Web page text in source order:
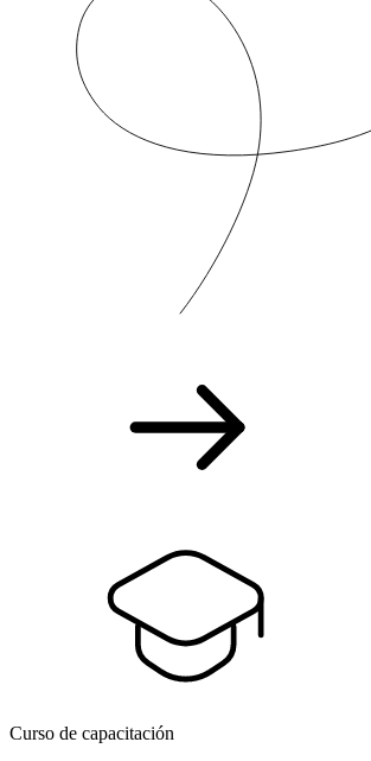
Curso de capacitación